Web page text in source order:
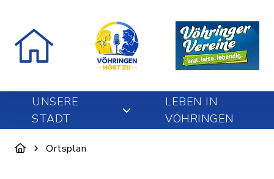
UNSERE
STADT
LEBEN IN
VÖHRINGEN
Ortsplan